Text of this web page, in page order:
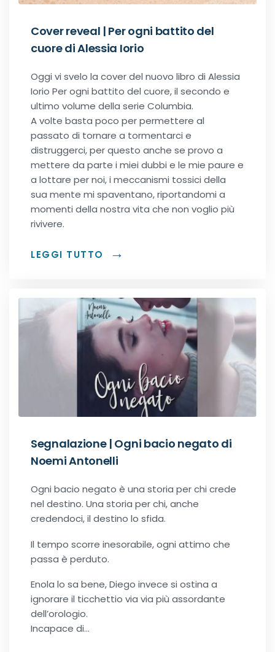
Cover reveal | Per ogni battito del
cuore di Alessia Iorio
Oggi vi svelo la cover del nuovo libro di Alessia
Iorio Per ogni battito del cuore, il secondo e
ultimo volume della serie Columbia.
A volte basta poco per permettere al
passato di tornare a tormentarci e
distruggerci, per questo anche se provo a
mettere da parte i miei dubbi e le mie paure e
a lottare per noi, i meccanismi tossici della
sua mente mi spaventano, riportandomi a
momenti della nostra vita che non voglio più
rivivere.
LEGGI TUTTO
Segnalazione | Ogni bacio negato di
Noemi Antonelli
Ogni bacio negato è una storia per chi crede
nel destino. Una storia per chi, anche
credendoci, il destino lo sfida.
Il tempo scorre inesorabile, ogni attimo che
passa è perduto.
Enola lo sa bene, Diego invece si ostina a
ignorare il ticchettio via via più assordante
dell’orologio.
Incapace di…